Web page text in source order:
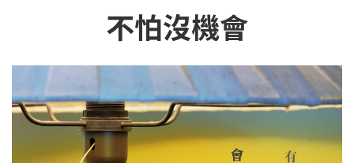
不怕沒機會